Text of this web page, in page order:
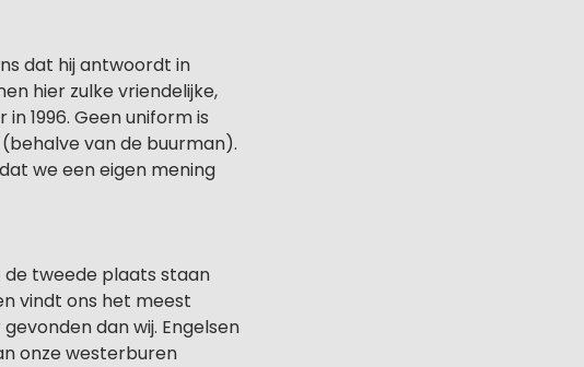
dat hij antwoordt in
hier zulke vriendelijke,
1996. Geen uniform is
van de buurman).
we een eigen mening
de tweede plaats staan
vindt ons het meest
dan wij. Engelsen
onze westerburen